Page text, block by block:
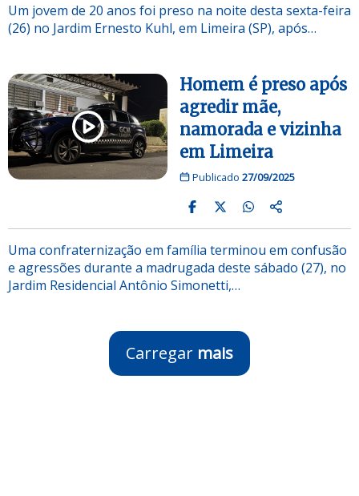
Um jovem de 20 anos foi preso na noite desta sexta-feira
(26) no Jardim Ernesto Kuhl, em Limeira (SP), após…
Homem é preso após
agredir mãe,
namorada e vizinha
em Limeira
Publicado 27/09/2025
Uma confraternização em família terminou em confusão
e agressões durante a madrugada deste sábado (27), no
Jardim Residencial Antônio Simonetti,…
Carregar mais